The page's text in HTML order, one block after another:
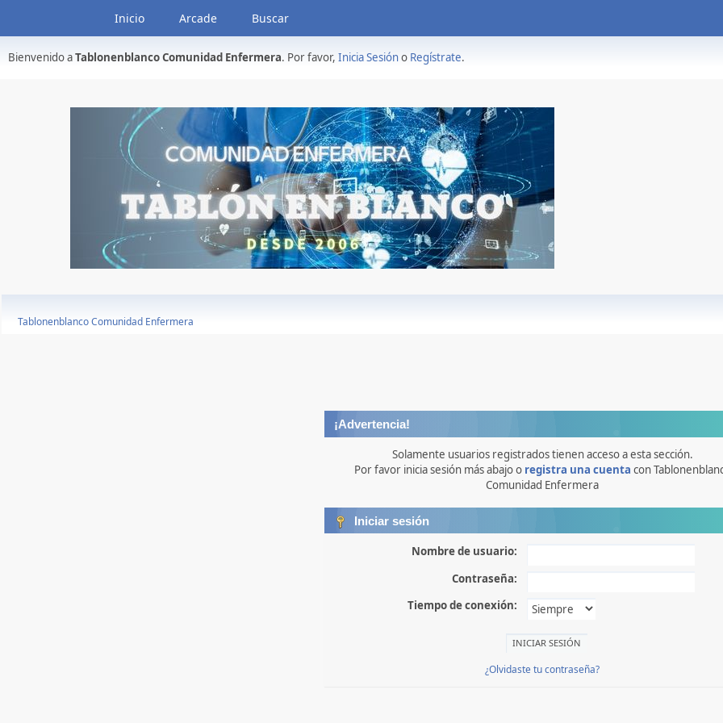
Inicio Arcade Buscar
Bienvenido aTablonenblanco Comunidad Enfermera. Por favor, Inicia Sesióno Regístrate.
Tablonenblanco Comunidad Enfermera
¡Advertencia!
Solamente usuarios registrados tienen acceso a esta sección.
Por favor inicia sesión más abajo o registra una cuenta con
Comunidad Enfermera
Iniciar sesión
Nombre de usuario:
Contraseña:
Tiempo de conexión:
¿Olvidaste tu contraseña?